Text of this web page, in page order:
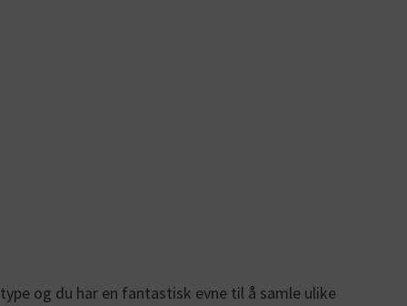
og du har en fantastisk evne til å samle ulike